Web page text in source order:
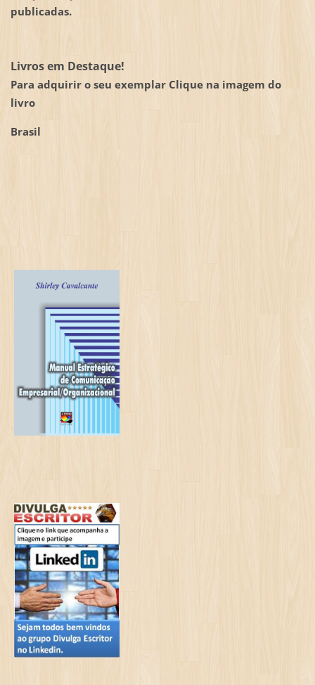
publicadas.
Livros em Destaque!
Para adquirir o seu exemplar Clique na imagem do
livro
Brasil